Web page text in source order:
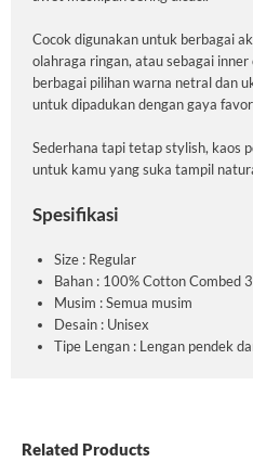
Cocok digunakan untuk berbagai
olahraga ringan, atau sebagai
berbagai pilihan warna netral dan
untuk dipadukan dengan gaya
Sederhana tapi tetap stylish, kaos
untuk kamu yang suka tampil
Spesifikasi
Size : Regular
Bahan : 100% Cotton Combed
Musim : Semua musim
Desain : Unisex
Tipe Lengan : Lengan pendek
Related Products